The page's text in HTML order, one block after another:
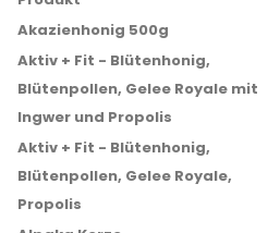
Akazienhonig 500g
Aktiv + Fit - Blütenhonig,
Blütenpollen, Gelee Royale mit
Ingwer und Propolis
Aktiv + Fit - Blütenhonig,
Blütenpollen, Gelee Royale,
Propolis